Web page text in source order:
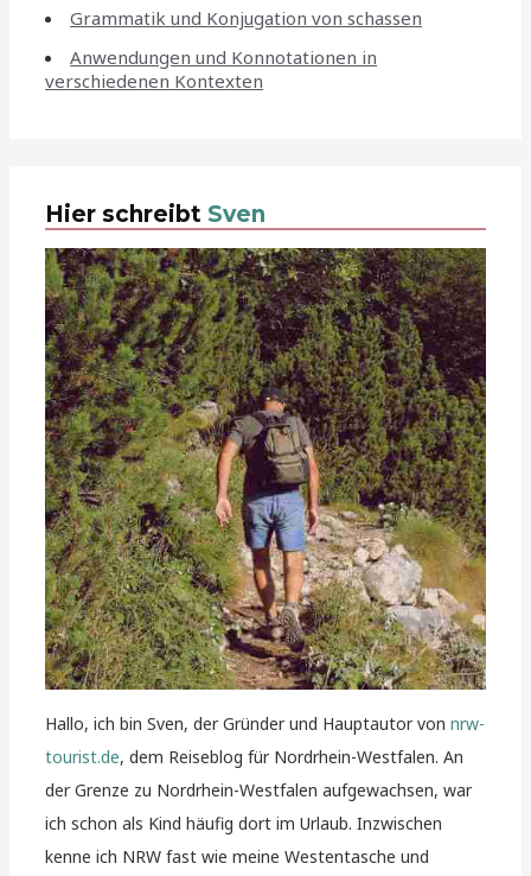
Grammatik und Konjugation von schassen
Anwendungen und Konnotationen in
verschiedenen Kontexten
Hier schreibt Sven
Hallo, ich bin Sven, der Gründer und Hauptautor vonnrw-
tourist.de, dem Reiseblog für Nordrhein-Westfalen. An
der Grenze zu Nordrhein-Westfalen aufgewachsen, war
ich schon als Kind häufig dort im Urlaub. Inzwischen
kenne ich NRW fast wie meine Westentasche und